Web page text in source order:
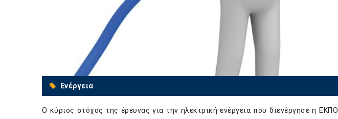
Ενέργεια
Ο κύριος στόχος της έρευνας για την ηλεκτρική ενέργεια που διενέργησε η